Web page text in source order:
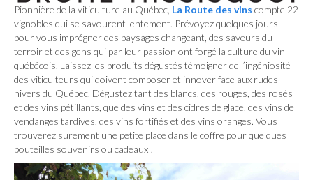
Pionnière de la viticulture au Québec, La Route des vins compte 22
vignobles qui se savourent lentement. Prévoyez quelques jours
pour vous imprégner des paysages changeant, des saveurs du
terroir et des gens qui par leur passion ont forgé la culture du vin
québécois. Laissez les produits dégustés témoigner de l’ingéniosité
des viticulteurs qui doivent composer et innover face aux rudes
hivers du Québec. Dégustez tant des blancs, des rouges, des rosés
et des vins pétillants, que des vins et des cidres de glace, des vins de
vendanges tardives, des vins fortifiés et des vins oranges. Vous
trouverez surement une petite place dans le coffre pour quelques
bouteilles souvenirs ou cadeaux !